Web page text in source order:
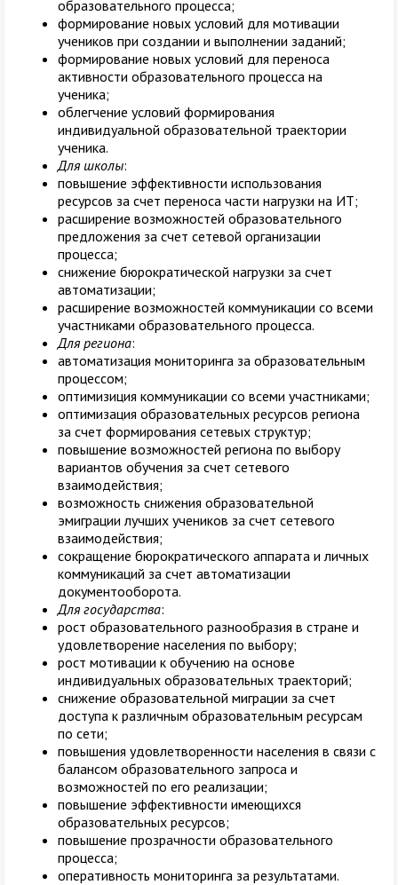
образовательного процесса;
формирование новых условий для мотивации
учеников при создании и выполнении заданий;
формирование новых условий для переноса
активности образовательного процесса на
ученика;
облегчение условий формирования
индивидуальной образовательной траектории
ученика.
Для школы:
повышение эффективности использования
ресурсов за счет переноса части нагрузки на ИТ;
расширение возможностей образовательного
предложения за счет сетевой организации
процесса;
снижение бюрократической нагрузки за счет
автоматизации;
расширение возможностей коммуникации со всеми
участниками образовательного процесса.
Для региона:
автоматизация мониторинга за образовательным
процессом;
оптимизиция коммуникации со всеми участниками;
оптимизация образовательных ресурсов региона
за счет формирования сетевых структур;
повышение возможностей региона по выбору
вариантов обучения за счет сетевого
взаимодействия;
возможность снижения образовательной
эмиграции лучших учеников за счет сетевого
взаимодействия;
сокращение бюрократического аппарата и личных
коммуникаций за счет автоматизации
документооборота.
Для государства:
рост образовательного разнообразия в стране и
удовлетворение населения по выбору;
рост мотивации к обучению на основе
индивидуальных образовательных траекторий;
снижение образовательной миграции за счет
доступа к различным образовательным ресурсам
по сети;
повышения удовлетворенности населения в связи с
балансом образовательного запроса и
возможностей по его реализации;
повышение эффективности имеющихся
образовательных ресурсов;
повышение прозрачности образовательного
процесса;
оперативность мониторинга за результатами.